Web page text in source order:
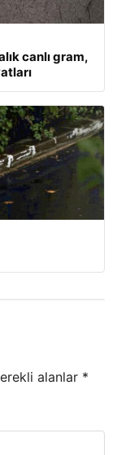
canlı gram,
alanlar *